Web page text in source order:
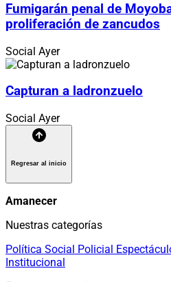
Fumigarán penal de
proliferación de zancudos
Social Ayer
Capturan a ladronzuelo
Social Ayer
Regresar al inicio
Amanecer
Nuestras categorías
Política Social Policial
Institucional